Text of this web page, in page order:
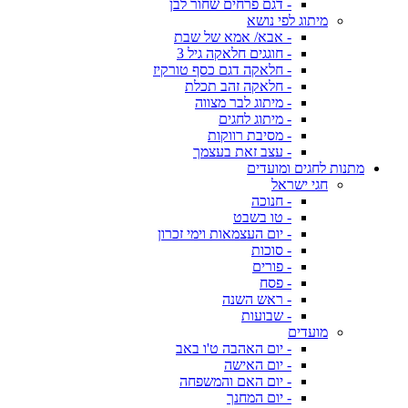
- דגם פרחים שחור לבן
מיתוג לפי נושא
- אבא/ אמא של שבת
- חוגגים חלאקה גיל 3
- חלאקה דגם כסף טורקיז
- חלאקה זהב תכלת
- מיתוג לבר מצווה
- מיתוג לחגים
- מסיבת רווקות
- עצב זאת בעצמך
מתנות לחגים ומועדים
חגי ישראל
- חנוכה
- טו בשבט
- יום העצמאות וימי זכרון
- סוכות
- פורים
- פסח
- ראש השנה
- שבועות
מועדים
- יום האהבה ט'ו באב
- יום האישה
- יום האם והמשפחה
- יום המחנך